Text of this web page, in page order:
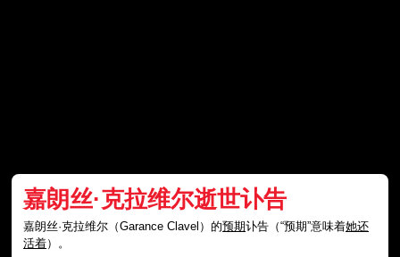
嘉朗丝·克拉维尔逝世讣告
嘉朗丝·克拉维尔（Garance Clavel）的预期讣告（“预期”意味着她还
活着）。